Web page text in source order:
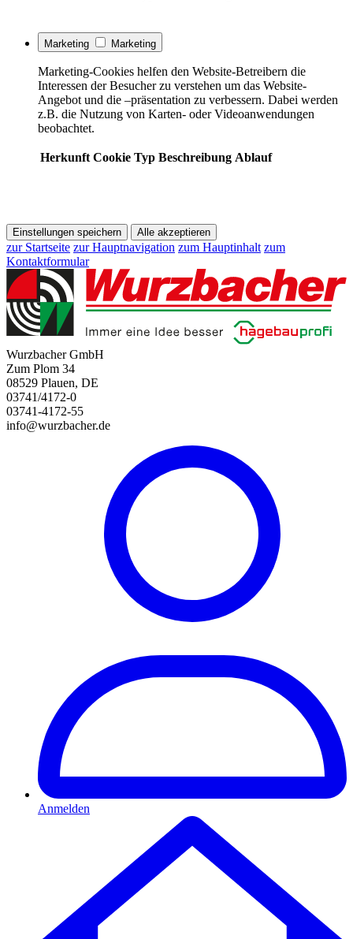
Marketing Marketing
Marketing-Cookies helfen den Website-Betreibern die
Interessen der Besucher zu verstehen um das Website-
Angebot und die –präsentation zu verbessern. Dabei werden
z.B. die Nutzung von Karten- oder Videoanwendungen
beobachtet.
Herkunft Cookie Typ Beschreibung Ablauf
Einstellungen speichern Alle akzeptieren
zur Startseite zur Hauptnavigation zum Hauptinhalt zum
Kontaktformular
Wurzbacher GmbH
Zum Plom 34
08529 Plauen, DE
03741/4172-0
03741-4172-55
info@wurzbacher.de
Anmelden